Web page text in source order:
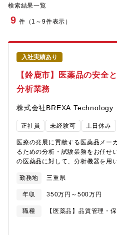
検索結果一覧
9 件（1～9件表示）
入社実績あり
【鈴鹿市】医薬品の安全
分析業務
株式会社BREXA Technology
正社員 未経験可 土日休み
医療の発展に貢献する医薬品メー
るための分析・試験業務をお任せ
の医薬品に対して、分析機器を用
薬品の品質試験（原料・中間体・
であるかを確認するため、各工程
②HPLC・GCなど分析機器を用い
分析機器で測定し、数値データを
まとめます。④分析機器の点検・
勤務地 三重県
年収 350万円～500万円
職種
【医薬品】品質管理・